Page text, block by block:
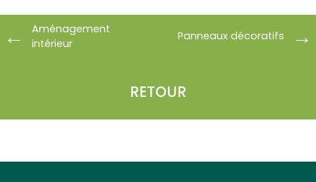
Aménagement
intérieur
RETOUR
Panneaux décoratifs